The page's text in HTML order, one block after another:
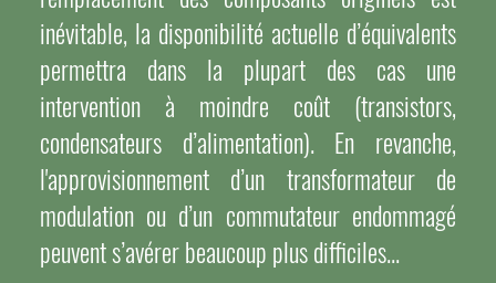
inévitable, la disponibilité actuelle d’équivalents
permettra dans la plupart des cas une
intervention à moindre coût (transistors,
condensateurs d’alimentation). En revanche,
l'approvisionnement d’un transformateur de
modulation ou d’un commutateur endommagé
peuvent s’avérer beaucoup plus difficiles...